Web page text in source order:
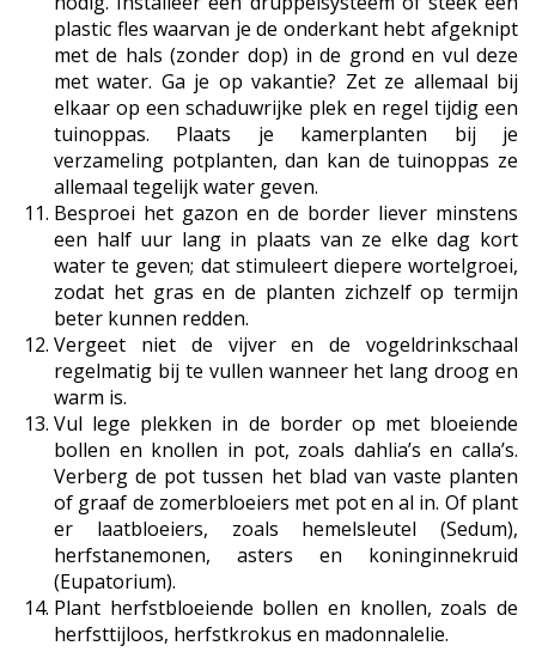
plastic fles waarvan je de onderkant hebt afgeknipt
met de hals (zonder dop) in de grond en vul deze
met water. Ga je op vakantie? Zet ze allemaal bij
elkaar op een schaduwrijke plek en regel tijdig een
tuinoppas. Plaats je kamerplanten bij je
verzameling potplanten, dan kan de tuinoppas ze
allemaal tegelijk water geven.
Besproei het gazon en de border liever minstens
een half uur lang in plaats van ze elke dag kort
water te geven; dat stimuleert diepere wortelgroei,
zodat het gras en de planten zichzelf op termijn
beter kunnen redden.
Vergeet niet de vijver en de vogeldrinkschaal
regelmatig bij te vullen wanneer het lang droog en
warm is.
Vul lege plekken in de border op met bloeiende
bollen en knollen in pot, zoals dahlia’s en calla’s.
Verberg de pot tussen het blad van vaste planten
of graaf de zomerbloeiers met pot en al in. Of plant
er laatbloeiers, zoals hemelsleutel (Sedum),
herfstanemonen, asters en koninginnekruid
(Eupatorium).
Plant herfstbloeiende bollen en knollen, zoals de
herfsttijloos, herfstkrokus en madonnalelie.